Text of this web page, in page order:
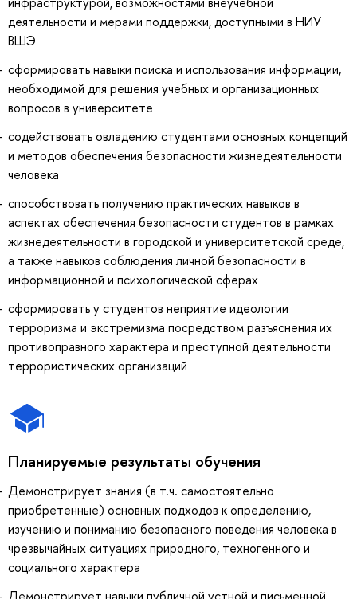
деятельности и мерами поддержки, доступными в НИУ
ВШЭ
сформировать навыки поиска и использования информации,
необходимой для решения учебных и организационных
вопросов в университете
содействовать овладению студентами основных концепций
и методов обеспечения безопасности жизнедеятельности
человека
способствовать получению практических навыков в
аспектах обеспечения безопасности студентов в рамках
жизнедеятельности в городской и университетской среде,
а также навыков соблюдения личной безопасности в
информационной и психологической сферах
сформировать у студентов неприятие идеологии
терроризма и экстремизма посредством разъяснения их
противоправного характера и преступной деятельности
террористических организаций
Планируемые результаты обучения
Демонстрирует знания (в т.ч. самостоятельно
приобретенные) основных подходов к определению,
изучению и пониманию безопасного поведения человека в
чрезвычайных ситуациях природного, техногенного и
социального характера